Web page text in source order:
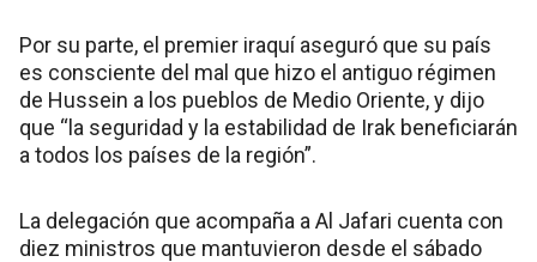
Por su parte, el premier iraquí aseguró que su país
es consciente del mal que hizo el antiguo régimen
de Hussein a los pueblos de Medio Oriente, y dijo
que “la seguridad y la estabilidad de Irak beneficiarán
a todos los países de la región”.
La delegación que acompaña a Al Jafari cuenta con
diez ministros que mantuvieron desde el sábado